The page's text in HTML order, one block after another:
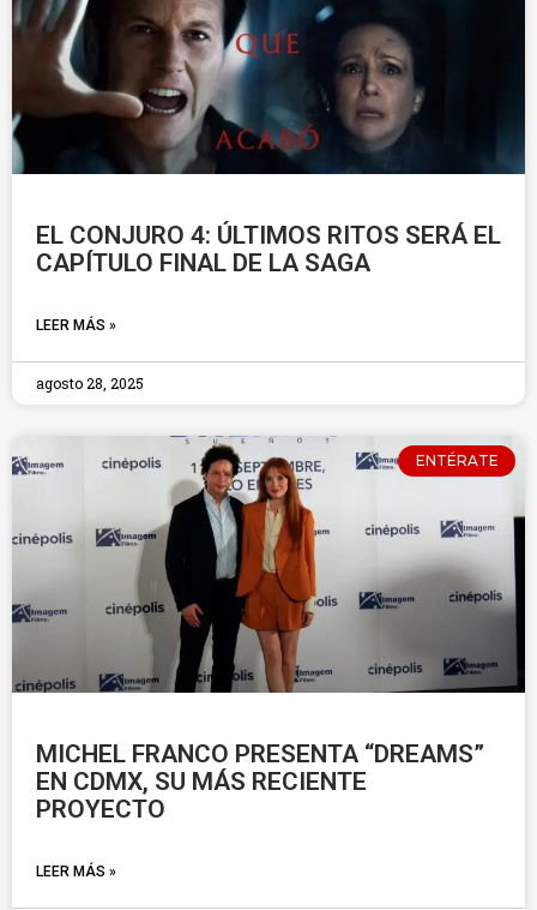
EL CONJURO 4: ÚLTIMOS RITOS SERÁ EL
CAPÍTULO FINAL DE LA SAGA
LEER MÁS »
agosto 28, 2025
ENTÉRATE
MICHEL FRANCO PRESENTA “DREAMS”
EN CDMX, SU MÁS RECIENTE
PROYECTO
LEER MÁS »